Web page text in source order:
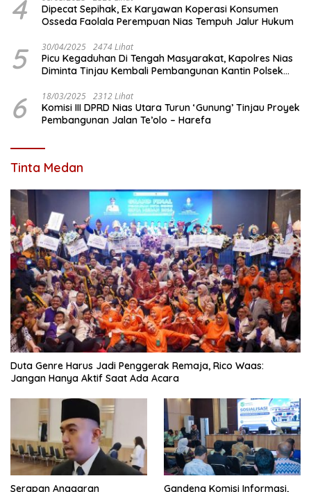
4
Dipecat Sepihak, Ex Karyawan Koperasi Konsumen
Osseda Faolala Perempuan Nias Tempuh Jalur Hukum
5 30/04/2025 2474 Lihat
Picu Kegaduhan Di Tengah Masyarakat, Kapolres Nias
Diminta Tinjau Kembali Pembangunan Kantin Polsek
6 18/03/2025 2312 Lihat
Komisi III DPRD Nias Utara Turun ‘Gunung’ Tinjau Proyek
Pembangunan Jalan Te’olo – Harefa
Tinta Medan
Duta Genre Harus Jadi Penggerak Remaja, Rico Waas:
Jangan Hanya Aktif Saat Ada Acara
Serapan Anggaran Gandeng Komisi Informasi,